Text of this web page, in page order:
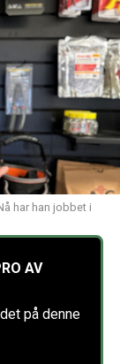
har han jobbet i
AV
på denne